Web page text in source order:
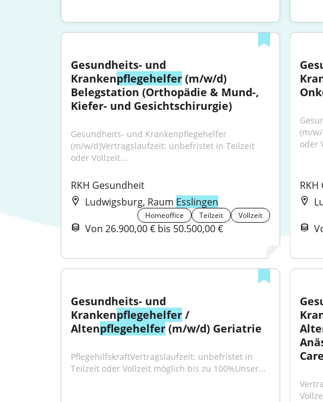
Gesundheits- und
Krankenpflegehelfer (m/w/d)
Belegstation (Orthopädie & Mund-,
Kiefer- und Gesichtschirurgie)
Gesundheits- und Krankenpflegehelfer
(m/w/d)Vertragslaufzeit: unbefristet in Teilzeit
oder Vollzeit...
RKH Gesundheit
Ludwigsburg, Raum Esslingen
Homeoffice Teilzeit Vollzeit
Von 26.900,00 € bis 50.500,00 €
(m/
oder
Gesundheits- und
Krankenpflegehelfer /
Altenpflegehelfer (m/w/d) Geriatrie
PflegehilfskraftVertragslaufzeit: unbefristet in
Teilzeit oder Vollzeit möglich bis zu 100%Unser...